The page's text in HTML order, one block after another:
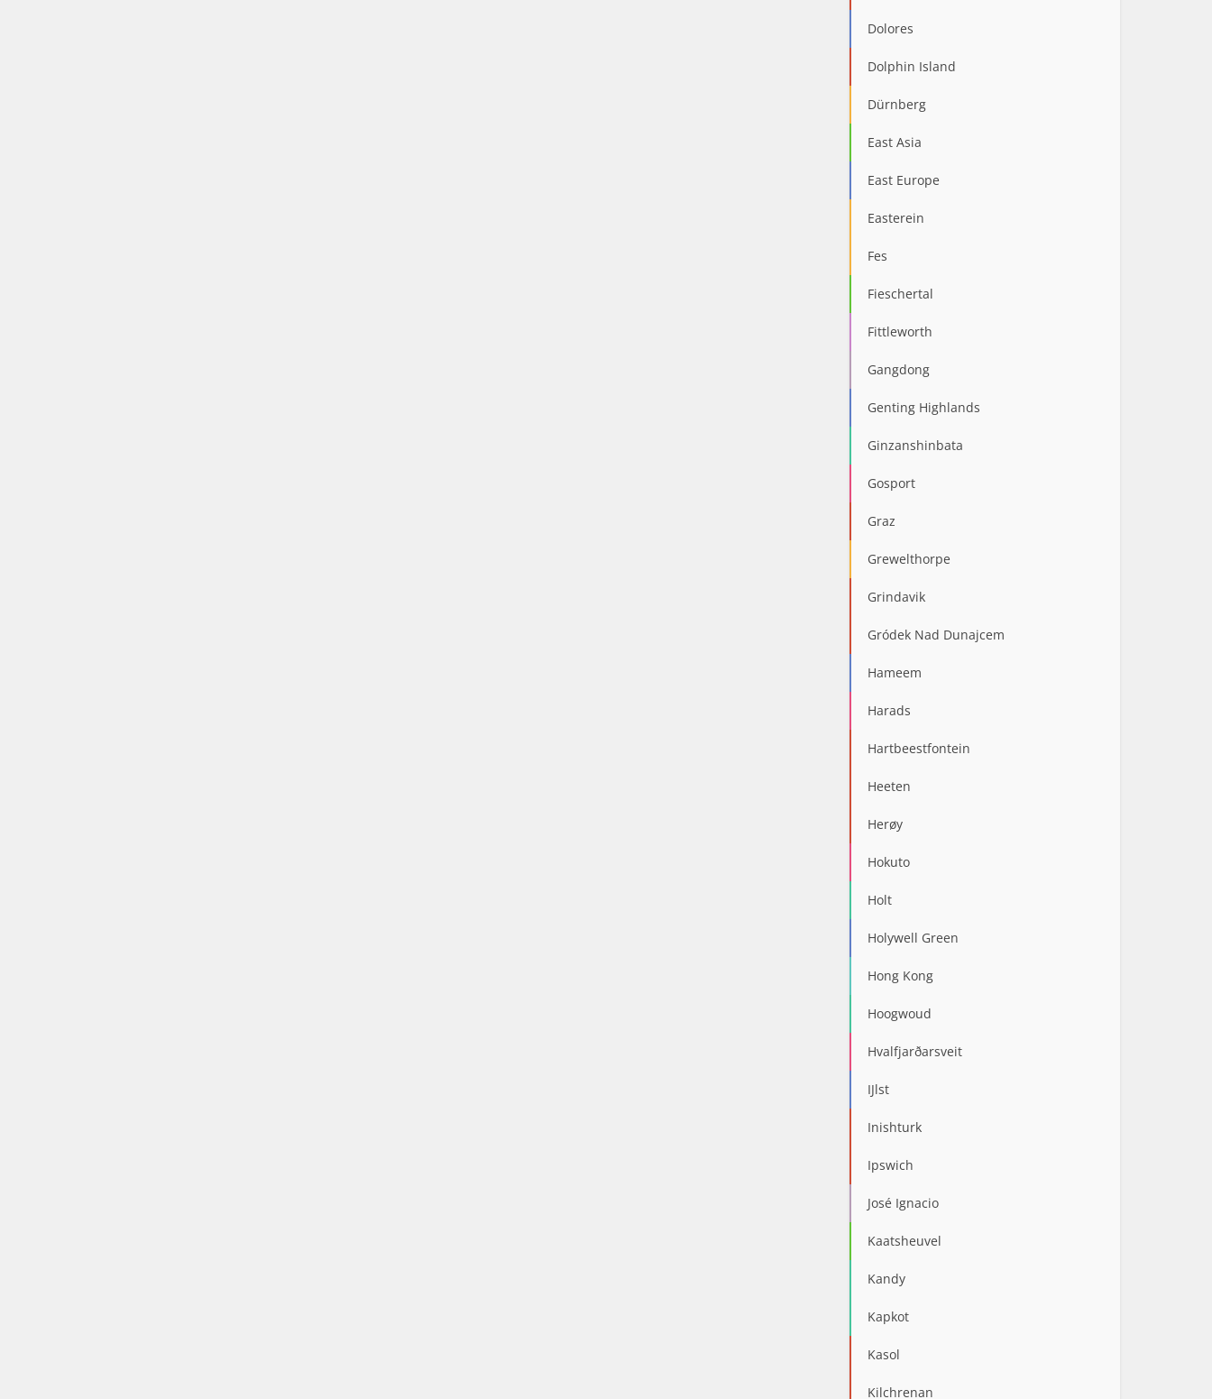
Dolores
Dolphin Island
Dürnberg
East Asia
East Europe
Easterein
Fes
Fieschertal
Fittleworth
Gangdong
Genting Highlands
Ginzanshinbata
Gosport
Graz
Grewelthorpe
Grindavik
Gródek Nad Dunajcem
Hameem
Harads
Hartbeestfontein
Heeten
Herøy
Hokuto
Holt
Holywell Green
Hong Kong
Hoogwoud
Hvalfjarðarsveit
IJlst
Inishturk
Ipswich
José Ignacio
Kaatsheuvel
Kandy
Kapkot
Kasol
Kilchrenan